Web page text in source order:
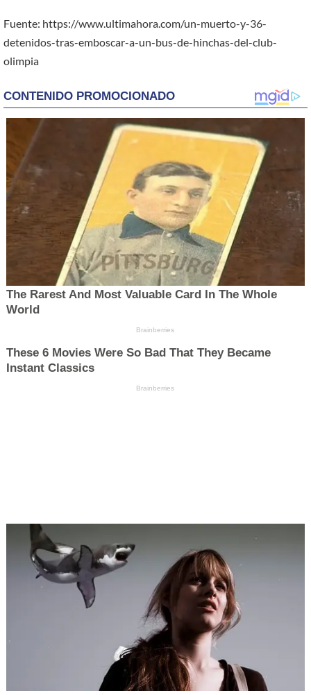
Fuente: https://www.ultimahora.com/un-muerto-y-36-
detenidos-tras-emboscar-a-un-bus-de-hinchas-del-club-
olimpia